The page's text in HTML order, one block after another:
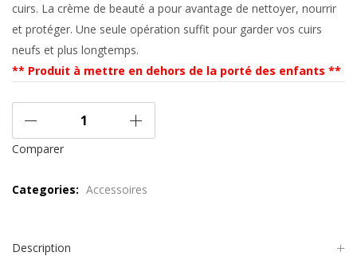
cuirs. La crème de beauté a pour avantage de nettoyer, nourrir
et protéger. Une seule opération suffit pour garder vos cuirs
neufs et plus longtemps.
** Produit à mettre en dehors de la porté des enfants **
Comparer
Categories: Accessoires
Description